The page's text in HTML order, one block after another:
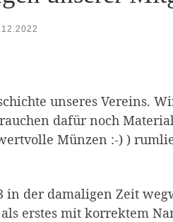
unseres Vereins.
dafür noch
Münzen :-) )
der damaligen Zeit
erstes mit korrektem